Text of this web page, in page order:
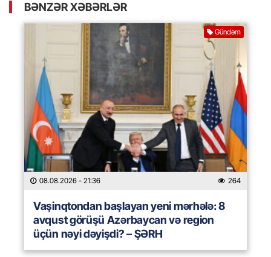
BƏNZƏR XƏBƏRLƏR
Gündəm
08.08.2026 - 21:36 264
Vaşinqtondan başlayan yeni mərhələ: 8
avqust görüşü Azərbaycan və region
üçün nəyi dəyişdi? – ŞƏRH